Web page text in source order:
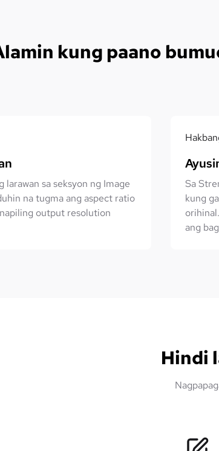
kung paano
larawan sa seksyon ng Image
na tugma ang aspect ratio
output resolution
Sa
kung
ang
Hindi